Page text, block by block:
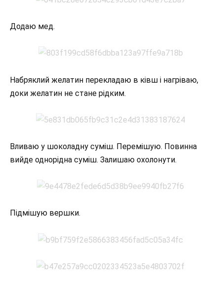
Додаю мед.
Набряклий желатин перекладаю в ківш і нагріваю,
доки желатин не стане рідким.
Вливаю у шоколадну суміш. Перемішую. Повинна
вийде однорідна суміш. Залишаю охолонути.
Підмішую вершки.